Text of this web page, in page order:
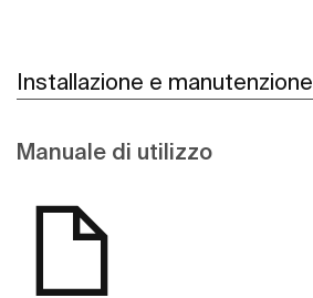
Installazione e manutenzione
Manuale di utilizzo